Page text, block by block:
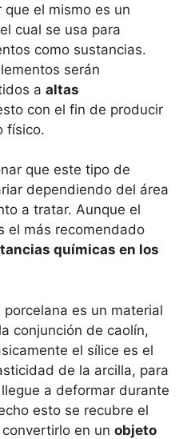
el mismo es un
cual se usa para
como sustancias.
serán
a altas
con el fin de producir
físico.
que este tipo de
dependiendo del área
a tratar. Aunque el
el más recomendado
químicas en los
es un material
conjunción de caolín,
el sílice es el
de la arcilla, para
a deformar durante
esto se recubre el
en un objeto